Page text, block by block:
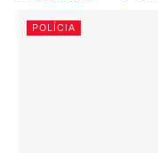
POLÍCIA